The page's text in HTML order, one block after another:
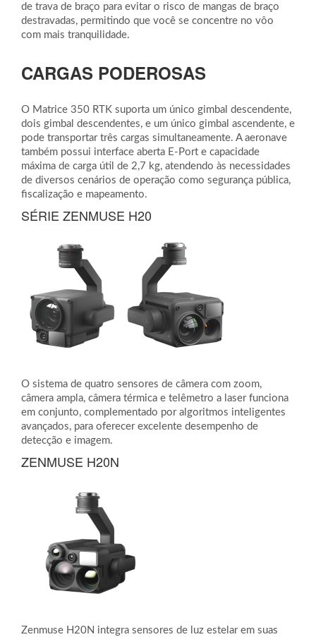
de trava de braço para evitar o risco de mangas de braço
destravadas, permitindo que você se concentre no vôo
com mais tranquilidade.
CARGAS PODEROSAS
O Matrice 350 RTK suporta um único gimbal descendente,
dois gimbal descendentes, e um único gimbal ascendente, e
pode transportar três cargas simultaneamente. A aeronave
também possui interface aberta E-Port e capacidade
máxima de carga útil de 2,7 kg, atendendo às necessidades
de diversos cenários de operação como segurança pública,
fiscalização e mapeamento.
SÉRIE ZENMUSE H20
O sistema de quatro sensores de câmera com zoom,
câmera ampla, câmera térmica e telêmetro a laser funciona
em conjunto, complementado por algoritmos inteligentes
avançados, para oferecer excelente desempenho de
detecção e imagem.
ZENMUSE H20N
Zenmuse H20N integra sensores de luz estelar em suas